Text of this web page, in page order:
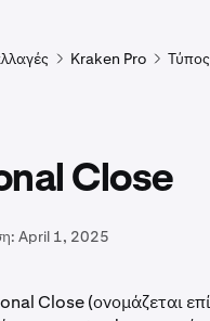
Kraken Pro
Close
April 1, 2025
Close (ονομάζεται